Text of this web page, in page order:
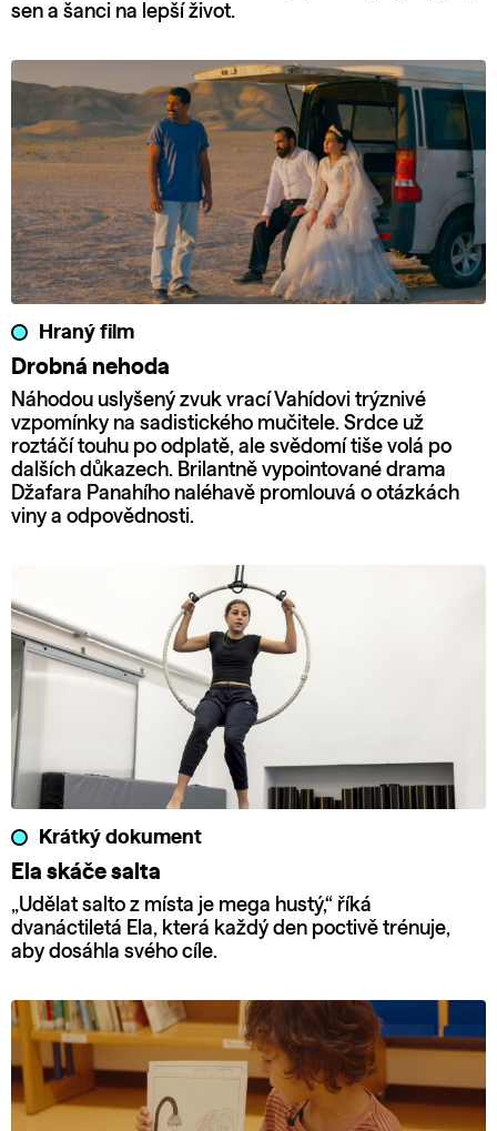
sen a šanci na lepší život.
Hraný film
Drobná nehoda
Náhodou uslyšený zvuk vrací Vahídovi trýznivé
vzpomínky na sadistického mučitele. Srdce už
roztáčí touhu po odplatě, ale svědomí tiše volá po
dalších důkazech. Brilantně vypointované drama
Džafara Panahího naléhavě promlouvá o otázkách
viny a odpovědnosti.
Krátký dokument
Ela skáče salta
„Udělat salto z místa je mega hustý,“ říká
dvanáctiletá Ela, která každý den poctivě trénuje,
aby dosáhla svého cíle.